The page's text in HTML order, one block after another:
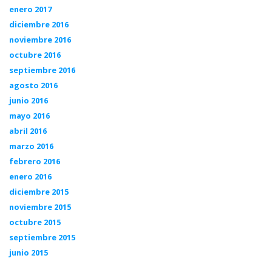
enero 2017
diciembre 2016
noviembre 2016
octubre 2016
septiembre 2016
agosto 2016
junio 2016
mayo 2016
abril 2016
marzo 2016
febrero 2016
enero 2016
diciembre 2015
noviembre 2015
octubre 2015
septiembre 2015
junio 2015